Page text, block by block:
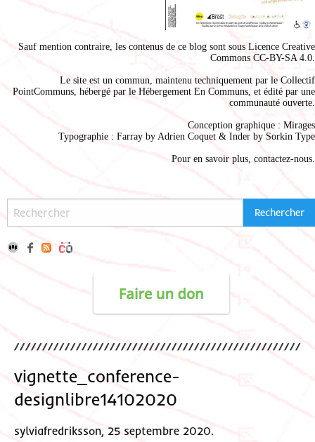
Sauf mention contraire, les contenus de ce blog sont sous Licence Creative
Commons CC-BY-SA 4.0
Le site est un commun, maintenu techniquement par le Collectif
PointCommuns , hébergé par le Hébergement En Communs , et édité par une
communauté ouverte.
Conception graphique : Mirages
Typographie : Farray by Adrien Coquet & Inder by Sorkin Type
Pour en savoir plus, contactez-nous
vignette_conference-
designlibre14102020
sylviafredriksson, 25 septembre 2020.